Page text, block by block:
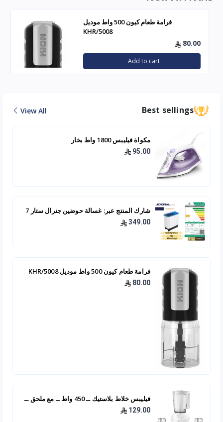
فرامة طعام كيون 500 واط موديل
KHR/5008
80.00
Add to cart
Best sellings
View All
مكواة فيليبس 1800 واط بخار
95.00
شارك المنتج عبر: غسالة حوضين جنرال ستار 7
كيلو - JNWM-701
349.00
فرامة طعام كيون 500 واط موديل KHR/5008
80.00
فيليبس خلاط بلاستيك ــ 450 واط ــ مع ملحق ــ
HR2041/10
129.00